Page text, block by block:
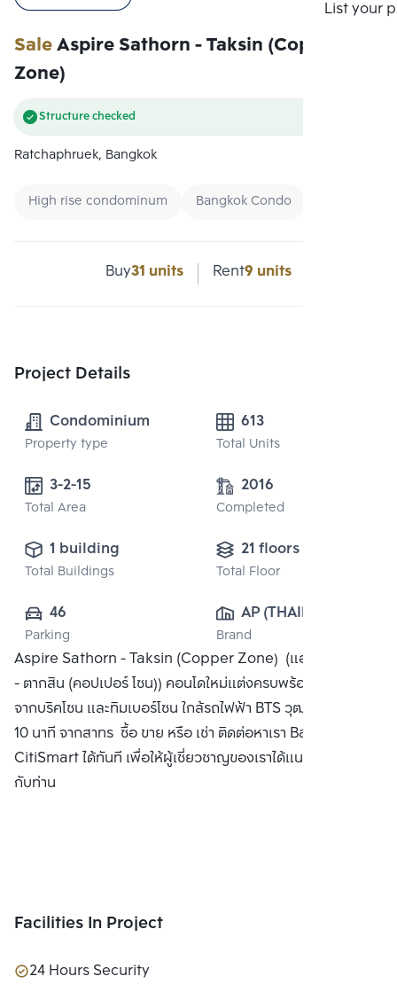
List your
SaleAspire Sathorn - Taksin (Copper
Zone)
Structure checked
Ratchaphruek, Bangkok
High rise condominum Bangkok Condo
Buy31 units Rent9 units
Project Details
Condominium
Property type
613
Total Units
3-2-15
Total Area
2016
Completed
1 building
Total Buildings
21 floors
Total Floor
46
Parking
AP (THAILAND)
PUBLIC CO.,
LTD.
Brand
Aspire Sathorn - Taksin (Copper Zone) (แอสปาย สาทร
- ตากสิน (คอปเปอร์ โซน)) คอนโดใหม่แต่งครบพร้อมอยู่ เฟสต่อ
จากบริคโซน และทิมเบอร์โซน ใกล้รถไฟฟ้า BTS วุฒากาศ เพียง
10 นาที จากสาทร ซื้อ ขาย หรือ เช่า ติดต่อหาเรา Bangkok
CitiSmart ได้ทันที เพื่อให้ผู้เชี่ยวชาญของเราได้แนะนำคอนโดให้
กับท่าน
Facilities In Project
24 Hours Security